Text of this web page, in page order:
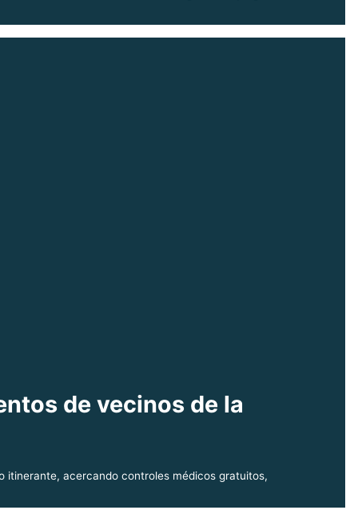
de vecinos de la
itinerante, acercando controles médicos gratuitos,